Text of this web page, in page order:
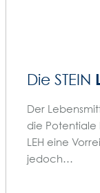
Die STEIN
Der
die Potentiale
LEH eine
jedoch…